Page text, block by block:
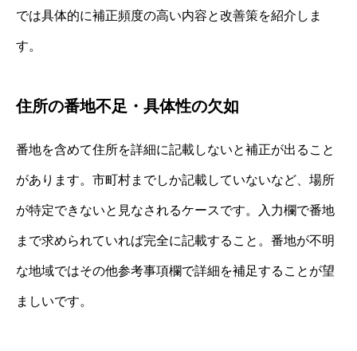
では具体的に補正頻度の高い内容と改善策を紹介しま
す。
住所の番地不足・具体性の欠如
番地を含めて住所を詳細に記載しないと補正が出ること
があります。市町村までしか記載していないなど、場所
が特定できないと見なされるケースです。入力欄で番地
まで求められていれば完全に記載すること。番地が不明
な地域ではその他参考事項欄で詳細を補足することが望
ましいです。